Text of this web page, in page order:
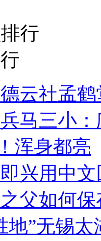
行
德云社孟
马三小
浑身都亮
兴用中
父如何
地”无锡